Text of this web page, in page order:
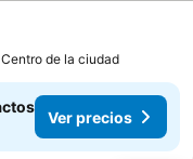
de la ciudad
Ver precios